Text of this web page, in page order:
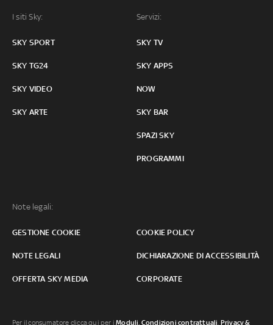
I siti Sky:
SKY SPORT
SKY TG24
SKY VIDEO
SKY ARTE
Servizi:
SKY TV
SKY APPS
NOW
SKY BAR
SPAZI SKY
PROGRAMMI
Note legali:
GESTIONE COOKIE COOKIE POLICY
NOTE LEGALI DICHIARAZIONE DI ACCESSIBILITÀ
OFFERTA SKY MEDIA CORPORATE
Per il consumatore clicca qui per iModuli, Condizioni contrattuali Privacy &